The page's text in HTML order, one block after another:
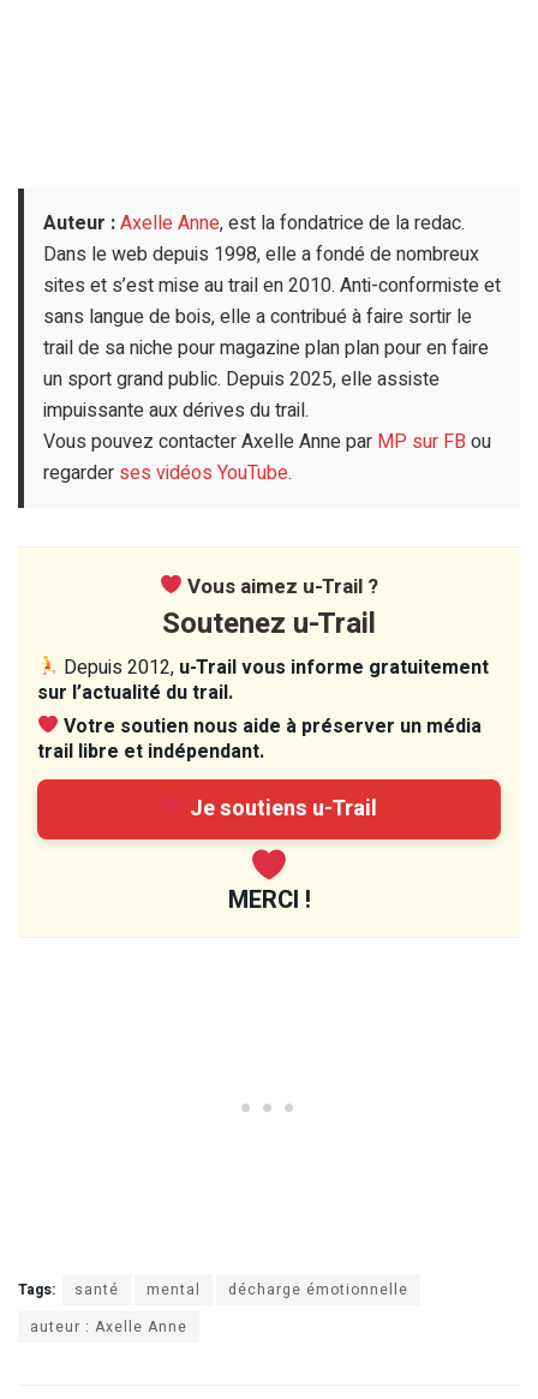
Auteur :Axelle Anne, est la fondatrice de la redac.
Dans le web depuis 1998, elle a fondé de nombreux
sites et s’est mise au trail en 2010. Anti-conformiste et
sans langue de bois, elle a contribué à faire sortir le
trail de sa niche pour magazine plan plan pour en faire
un sport grand public. Depuis 2025, elle assiste
impuissante aux dérives du trail.
Vous pouvez contacter Axelle Anne par MP sur FB ou
regarder ses vidéos YouTube.
Vous aimez u-Trail ?
Soutenez u-Trail
Depuis 2012, u-Trail vous informe gratuitement
sur l’actualité du trail.
Votre soutien nous aide à préserver un média
trail libre et indépendant.
Je soutiens u-Trail
MERCI !
Tags: santé mental
décharge émotionnelle
auteur : Axelle Anne